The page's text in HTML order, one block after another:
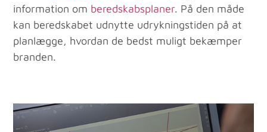
information om beredskabsplaner. På den måde
kan beredskabet udnytte udrykningstiden på at
planlægge, hvordan de bedst muligt bekæmper
branden.